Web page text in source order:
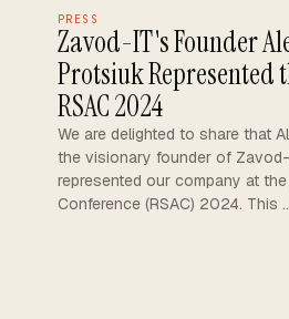
PRESS
Zavod-IT's Founder
Protsiuk Represented
RSAC 2024
We are delighted to share that
the visionary founder of
represented our company at
Conference (RSAC) 2024. This